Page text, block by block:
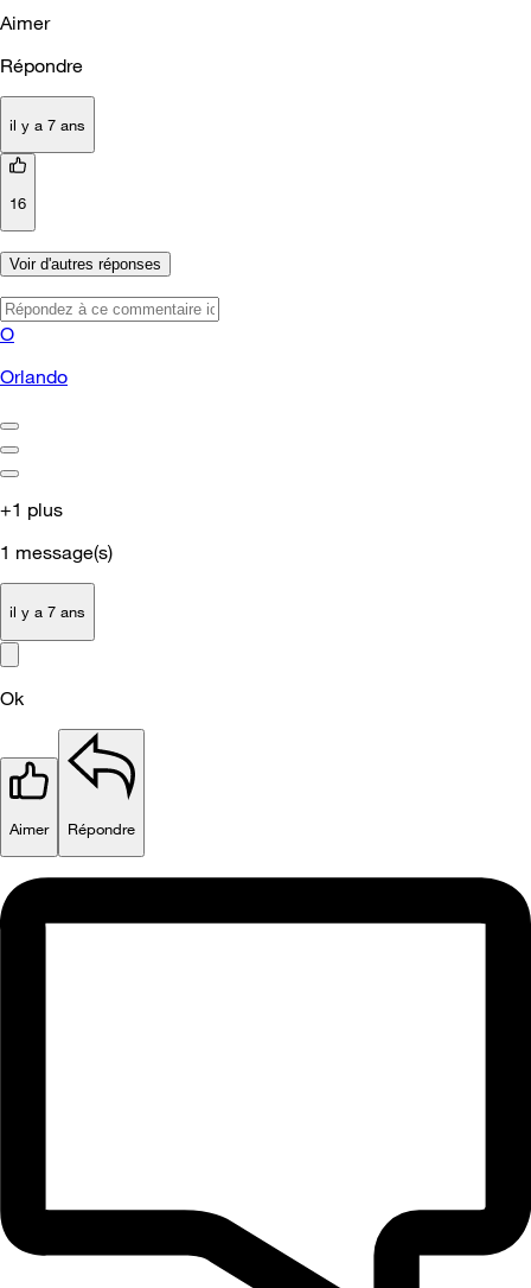
Aimer
Répondre
il y a 7 ans
16
Voir d'autres réponses
O
Orlando
+1 plus
1 message(s)
il y a 7 ans
Ok
Aimer Répondre